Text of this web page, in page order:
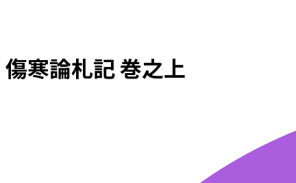
傷寒論札記 巻之上